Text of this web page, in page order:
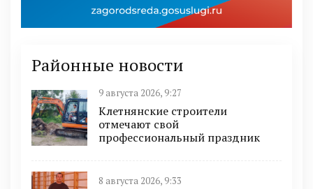
Районные новости
9 августа 2026, 9:27
Клетнянские строители
отмечают свой
профессиональный праздник
8 августа 2026, 9:33